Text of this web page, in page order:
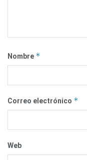
Nombre *
Correo electrónico *
Web